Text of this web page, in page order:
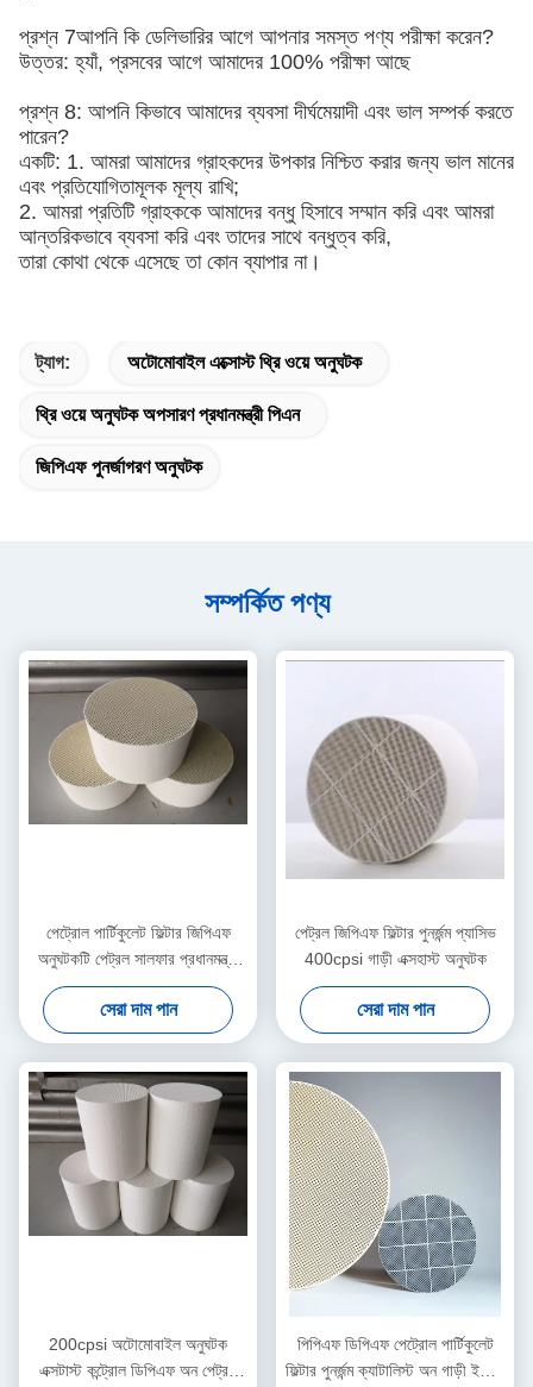
প্রশ্ন 7আপনি কি ডেলিভারির আগে আপনার সমস্ত পণ্য পরীক্ষা করেন?
উত্তর: হ্যাঁ, প্রসবের আগে আমাদের 100% পরীক্ষা আছে
প্রশ্ন 8: আপনি কিভাবে আমাদের ব্যবসা দীর্ঘমেয়াদী এবং ভাল সম্পর্ক করতে
পারেন?
একটি: 1. আমরা আমাদের গ্রাহকদের উপকার নিশ্চিত করার জন্য ভাল মানের
এবং প্রতিযোগিতামূলক মূল্য রাখি;
2. আমরা প্রতিটি গ্রাহককে আমাদের বন্ধু হিসাবে সম্মান করি এবং আমরা
আন্তরিকভাবে ব্যবসা করি এবং তাদের সাথে বন্ধুত্ব করি,
তারা কোথা থেকে এসেছে তা কোন ব্যাপার না।
ট্যাগ: অটোমোবাইল এক্সোস্ট থ্রি ওয়ে অনুঘটক
থ্রি ওয়ে অনুঘটক অপসারণ প্রধানমন্ত্রী পিএন
জিপিএফ পুনর্জাগরণ অনুঘটক
সম্পর্কিত পণ্য
পেট্রোল পার্টিকুলেট ফিল্টার জিপিএফ
অনুঘটকটি পেট্রল সালফার প্রধানমন্ত্রী
নির্গমন 600Cpsi হ্রাস করে
সেরা দাম পান
পেট্রল জিপিএফ ফিল্টার পুনর্জন্ম প্যাসিভ
400cpsi গাড়ী এক্সহাস্ট অনুঘটক
সেরা দাম পান
200cpsi অটোমোবাইল অনুঘটক
এক্সটাস্ট কন্ট্রোল ডিপিএফ অন পেট্রল
পিপিএফ ডিপিএফ পেট্রোল পার্টিকুলেট
ফিল্টার পুনর্জন্ম ক্যাটালিস্ট অন গাড়ী ইউরো